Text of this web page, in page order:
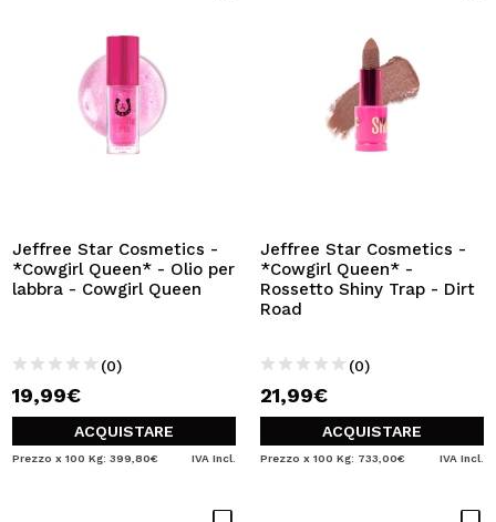
Jeffree Star Cosmetics -
*Cowgirl Queen* - Olio per
labbra - Cowgirl Queen
(0)
19,99€
ACQUISTARE
Prezzo x 100 Kg: 399,80€ IVA Incl.
Jeffree Star Cosmetics -
*Cowgirl Queen* -
Rossetto Shiny Trap - Dirt
Road
(0)
21,99€
ACQUISTARE
Prezzo x 100 Kg: 733,00€ IVA Incl.